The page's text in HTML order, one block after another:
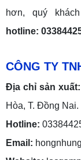
hơn, quý
hotline:
CÔNG TY
Địa chỉ sản xuất:
Hòa, T. Đồng Nai.
Hotline:
Email: